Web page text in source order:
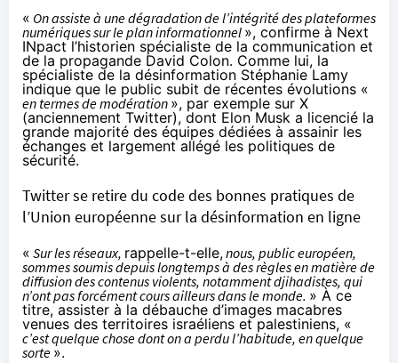
« On assiste à une dégradation de l’intégrité des plateformes
numériques sur le plan informationnel », confirme à Next
INpact l’historien spécialiste de la communication et
de la propagande David Colon. Comme lui, la
spécialiste de la désinformation Stéphanie Lamy
indique que le public subit de récentes évolutions «
en termes de modération », par exemple sur X
(anciennement Twitter), dont Elon Musk a licencié la
grande majorité des équipes dédiées à assainir les
échanges et largement allégé les politiques de
sécurité.
Twitter se retire du code des bonnes pratiques de
l’Union européenne sur la désinformation en ligne
« Sur les réseaux, rappelle-t-elle,nous, public européen,
sommes soumis depuis longtemps à des règles en matière de
diffusion des contenus violents, notamment djihadistes, qui
n’ont pas forcément cours ailleurs dans le monde. » À ce
titre, assister à la débauche d’images macabres
venues des territoires israéliens et palestiniens, «
c’est quelque chose dont on a perdu l’habitude, en quelque
sorte ».